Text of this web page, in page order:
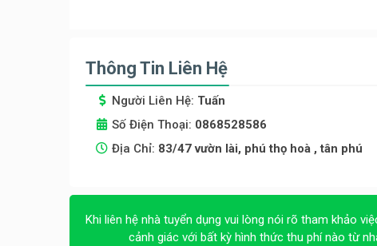
Thông Tin Liên Hệ
Người Liên Hệ: Tuấn
Số Điện Thoại: 0868528586
Địa Chỉ: 83/47 vườn lài, phú thọ hoà , tân phú
Khi liên hệ nhà tuyển dụng vui lòng nói rõ tham khảo
cảnh giác với bất kỳ hình thức thu phí nào từ